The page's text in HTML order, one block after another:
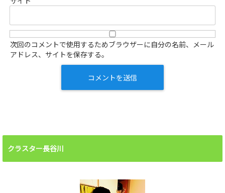
次回のコメントで使用するためブラウザーに自分の名前、メール
アドレス、サイトを保存する。
クラスター長谷川